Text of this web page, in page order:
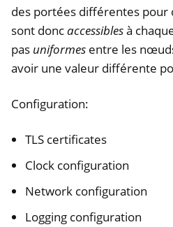
des portées différentes pour
sont doncaccessiblesà
pas uniformes entre les
avoir une valeur différente
Configuration:
TLS certificates
Clock configuration
Network configuration
Logging configuration